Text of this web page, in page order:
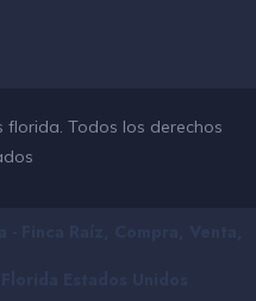
Todos los derechos